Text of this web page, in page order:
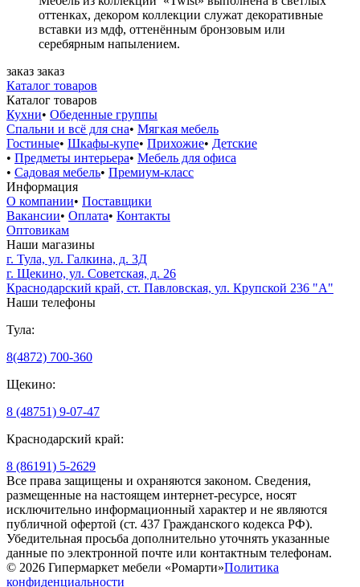
оттенках, декором коллекции служат декоративные
вставки из мдф, оттенённым бронзовым или
серебярным напылением.
заказ заказ
Каталог товаров
Каталог товаров
Кухни• Обеденные группы
Спальни и всё для сна• Мягкая мебель
Гостиные• Шкафы-купе• Прихожие• Детские
• Предметы интерьера• Мебель для офиса
• Садовая мебель• Премиум-класс
Информация
О компании• Поставщики
Вакансии• Оплата• Контакты
Оптовикам
Наши магазины
г. Тула, ул. Галкина, д. 3Д
г. Щекино, ул. Советская, д. 26
Краснодарский край, ст. Павловская, ул. Крупской 236 "А"
Наши телефоны
Тула:
8(4872) 700-360
Щекино:
8 (48751) 9-07-47
Краснодарский край:
8 (86191) 5-2629
Все права защищены и охраняются законом. Сведения,
размещенные на настоящем интернет-ресурсе, носят
исключительно информационный характер и не являются
публичной офертой (ст. 437 Гражданского кодекса РФ).
Убедительная просьба дополнительно уточнять указанные
данные по электронной почте или контактным телефонам.
© 2026 Гипермаркет мебели «Ромарти»Политика
конфиденциальности